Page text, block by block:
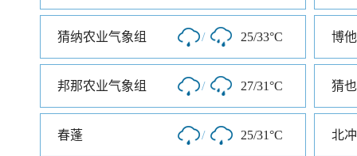
猜纳农业气象组 / 25/33°C 博
邦那农业气象组 / 27/31°C 猜
春蓬 / 25/31°C 北